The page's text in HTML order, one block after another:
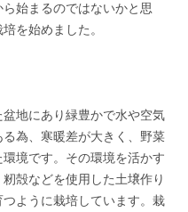
始まるのではないかと思
を始めました。
地にあり緑豊かで水や空気
為、寒暖差が大きく、野菜
境です。その環境を活かす
殻などを使用した土壌作り
ように栽培しています。栽